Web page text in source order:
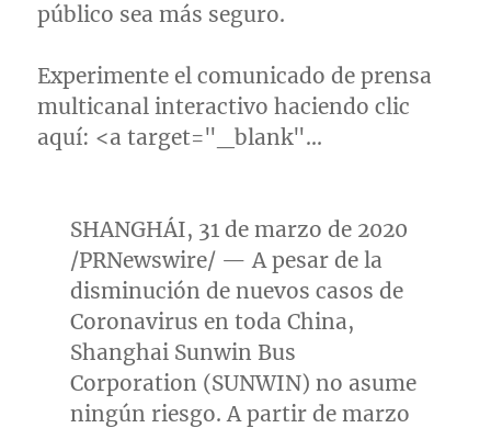
público sea más seguro.
Experimente el comunicado de prensa
multicanal interactivo haciendo clic
aquí: <a target="_blank"…
SHANGHÁI, 31 de marzo de 2020
/PRNewswire/ — A pesar de la
disminución de nuevos casos de
Coronavirus en toda China,
Shanghai Sunwin Bus
Corporation (SUNWIN) no asume
ningún riesgo. A partir de marzo